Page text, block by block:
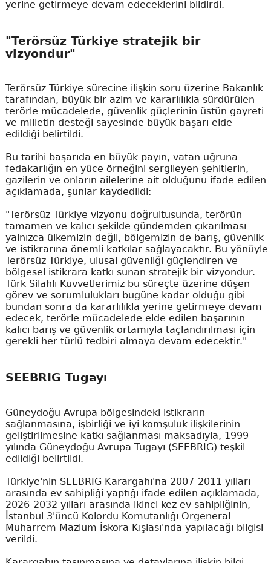
yerine getirmeye devam edeceklerini bildirdi.
"Terörsüz Türkiye stratejik bir
vizyondur"
Terörsüz Türkiye sürecine ilişkin soru üzerine Bakanlık
tarafından, büyük bir azim ve kararlılıkla sürdürülen
terörle mücadelede, güvenlik güçlerinin üstün gayreti
ve milletin desteği sayesinde büyük başarı elde
edildiği belirtildi.
Bu tarihi başarıda en büyük payın, vatan uğruna
fedakarlığın en yüce örneğini sergileyen şehitlerin,
gazilerin ve onların ailelerine ait olduğunu ifade edilen
açıklamada, şunlar kaydedildi:
"Terörsüz Türkiye vizyonu doğrultusunda, terörün
tamamen ve kalıcı şekilde gündemden çıkarılması
yalnızca ülkemizin değil, bölgemizin de barış, güvenlik
ve istikrarına önemli katkılar sağlayacaktır. Bu yönüyle
Terörsüz Türkiye, ulusal güvenliği güçlendiren ve
bölgesel istikrara katkı sunan stratejik bir vizyondur.
Türk Silahlı Kuvvetlerimiz bu süreçte üzerine düşen
görev ve sorumlulukları bugüne kadar olduğu gibi
bundan sonra da kararlılıkla yerine getirmeye devam
edecek, terörle mücadelede elde edilen başarının
kalıcı barış ve güvenlik ortamıyla taçlandırılması için
gerekli her türlü tedbiri almaya devam edecektir."
SEEBRIG Tugayı
Güneydoğu Avrupa bölgesindeki istikrarın
sağlanmasına, işbirliği ve iyi komşuluk ilişkilerinin
geliştirilmesine katkı sağlanması maksadıyla, 1999
yılında Güneydoğu Avrupa Tugayı (SEEBRIG) teşkil
edildiği belirtildi.
Türkiye'nin SEEBRIG Karargahı'na 2007-2011 yılları
arasında ev sahipliği yaptığı ifade edilen açıklamada,
2026-2032 yılları arasında ikinci kez ev sahipliğinin,
İstanbul 3'üncü Kolordu Komutanlığı Orgeneral
Muharrem Mazlum İskora Kışlası'nda yapılacağı bilgisi
verildi.